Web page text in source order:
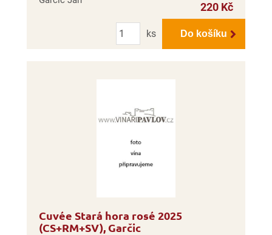
220 Kč
Počet
ks
Do košíku
Cuvée Stará hora rosé 2025
(CS+RM+SV), Garčic